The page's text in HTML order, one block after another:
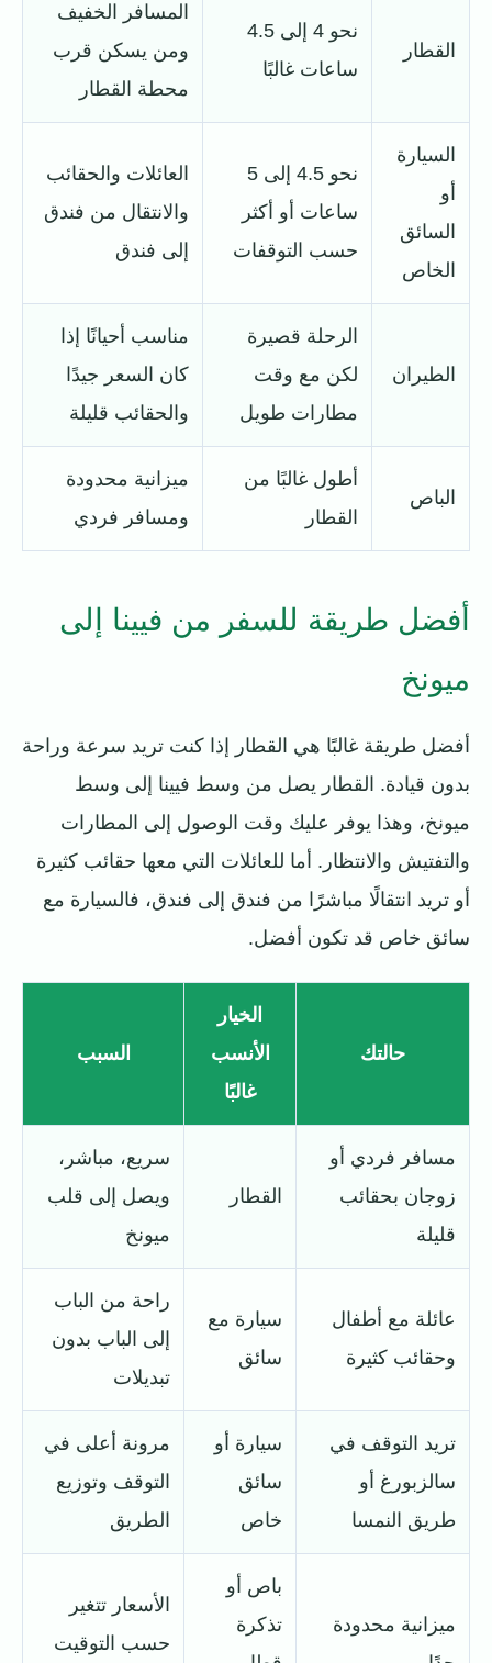
القطار
نحو 4 إلى 4.5
ساعات غالبًا
المسافر الخفيف
ومن يسكن قرب
محطة القطار
السيارة
أو
السائق
الخاص
نحو 4.5 إلى 5
ساعات أو أكثر
حسب التوقفات
العائلات والحقائب
والانتقال من فندق
إلى فندق
الطيران
الرحلة قصيرة
لكن مع وقت
مطارات طويل
مناسب أحيانًا إذا
كان السعر جيدًا
والحقائب قليلة
الباص
أطول غالبًا من
القطار
ميزانية محدودة
ومسافر فردي
أفضل طريقة للسفر من فيينا إلى
ميونخ
أفضل طريقة غالبًا هي القطار إذا كنت تريد سرعة وراحة
بدون قيادة. القطار يصل من وسط فيينا إلى وسط
ميونخ، وهذا يوفر عليك وقت الوصول إلى المطارات
والتفتيش والانتظار. أما للعائلات التي معها حقائب كثيرة
أو تريد انتقالًا مباشرًا من فندق إلى فندق، فالسيارة مع
سائق خاص قد تكون أفضل.
حالتك
الخيار
الأنسب
غالبًا
السبب
مسافر فردي أو
زوجان بحقائب
قليلة
القطار
سريع، مباشر،
ويصل إلى قلب
ميونخ
عائلة مع أطفال
وحقائب كثيرة
سيارة مع
سائق
راحة من الباب
إلى الباب بدون
تبديلات
تريد التوقف في
سالزبورغ أو
طريق النمسا
سيارة أو
سائق
خاص
مرونة أعلى في
التوقف وتوزيع
الطريق
ميزانية محدودة
باص أو
تذكرة
الأسعار تتغير
حسب التوقيت